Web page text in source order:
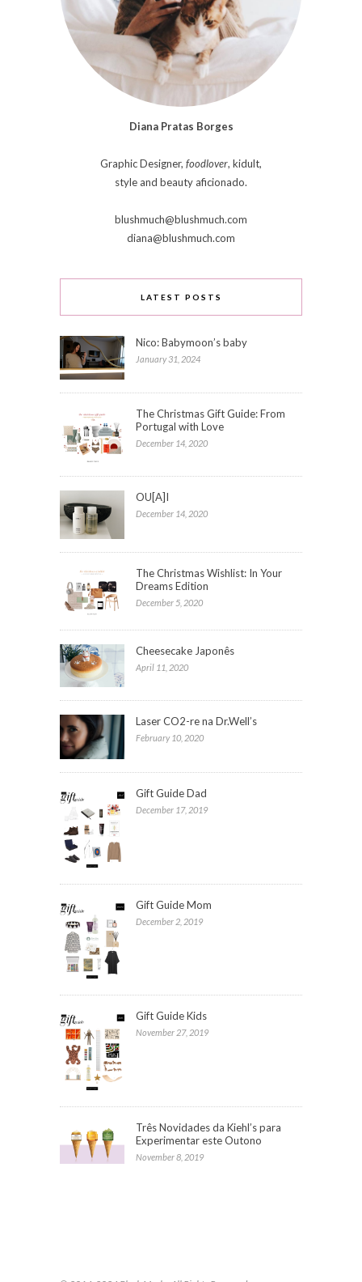
Diana Pratas Borges
Graphic Designer, foodlover, kidult,
style and beauty aficionado.
blushmuch@blushmuch.com
diana@blushmuch.com
LATEST POSTS
Nico: Babymoon’s baby
January 31, 2024
The Christmas Gift Guide: From
Portugal with Love
December 14, 2020
OU[A]I
December 14, 2020
The Christmas Wishlist: In Your
Dreams Edition
December 5, 2020
Cheesecake Japonês
April 11, 2020
Laser CO2-re na Dr.Well’s
February 10, 2020
Gift Guide Dad
December 17, 2019
Gift Guide Mom
December 2, 2019
Gift Guide Kids
November 27, 2019
Três Novidades da Kiehl’s para
Experimentar este Outono
November 8, 2019